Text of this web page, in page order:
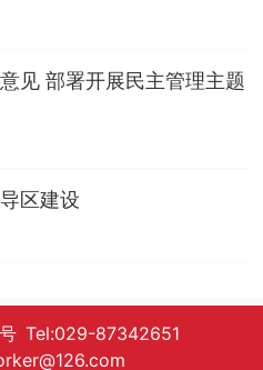
见 部署开展民主管理主题
区建设
Tel:029-87342651